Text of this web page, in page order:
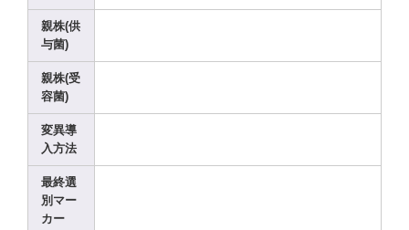
親株(供
与菌)
親株(受
容菌)
変異導
入方法
最終選
別マー
カー